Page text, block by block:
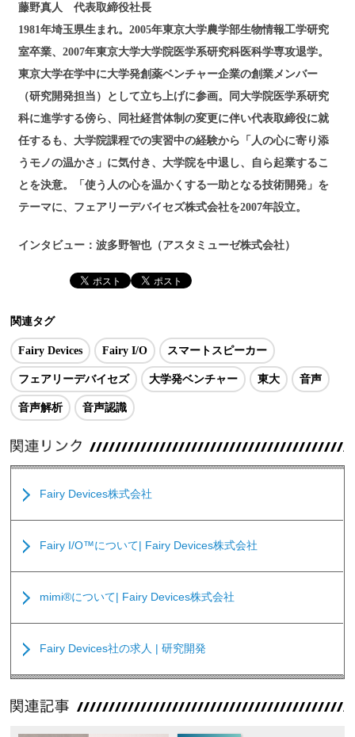
藤野真人 代表取締役社長
1981年埼玉県生まれ。2005年東京大学農学部生物情報工学研究
室卒業、2007年東京大学大学院医学系研究科医科学専攻退学。
東京大学在学中に大学発創薬ベンチャー企業の創業メンバー
（研究開発担当）として立ち上げに参画。同大学院医学系研究
科に進学する傍ら、同社経営体制の変更に伴い代表取締役に就
任するも、大学院課程での実習中の経験から「人の心に寄り添
うモノの温かさ」に気付き、大学院を中退し、自ら起業するこ
とを決意。「使う人の心を温かくする一助となる技術開発」を
テーマに、フェアリーデバイセズ株式会社を2007年設立。
インタビュー：波多野智也（アスタミューゼ株式会社）
関連タグ
Fairy Devices Fairy I/O スマートスピーカー
フェアリーデバイセズ 大学発ベンチャー 東大 音声
音声解析 音声認識
Fairy Devices株式会社
Fairy I/O™について| Fairy Devices株式会社
mimi®について| Fairy Devices株式会社
Fairy Devices社の求人 | 研究開発